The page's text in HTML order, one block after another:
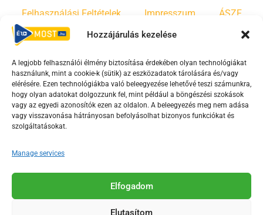
Hozzájárulás kezelése
A legjobb felhasználói élmény biztosítása érdekében olyan technológiákat
használunk, mint a cookie-k (sütik) az eszközadatok tárolására és/vagy
elérésére. Ezen technológiákba való beleegyezése lehetővé teszi számunkra,
hogy olyan adatokat dolgozzunk fel, mint például a böngészési szokások
vagy az egyedi azonosítók ezen az oldalon. A beleegyezés meg nem adása
vagy visszavonása hátrányosan befolyásolhat bizonyos funkciókat és
szolgáltatásokat.
Manage services
Elfogadom
Elutasítom
Felhasználási Feltételek Impresszum ÁSZF
Irányelvek Moderálási szabályzat
F
a
c
e
o
o
-
Y
o
u
t
b
e
s
T
i
k
Az Érd Média médiaszolgáltatási tevékenységét a
Médiatanács a Magyar Média Mecenatúra program